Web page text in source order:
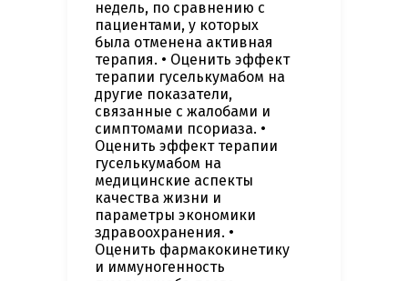
недель, по сравнению с
пациентами, у которых
была отменена активная
терапия. • Оценить эффект
терапии гуселькумабом на
другие показатели,
связанные с жалобами и
симптомами псориаза. •
Оценить эффект терапии
гуселькумабом на
медицинские аспекты
качества жизни и
параметры экономики
здравоохранения. •
Оценить фармакокинетику
и иммуногенность